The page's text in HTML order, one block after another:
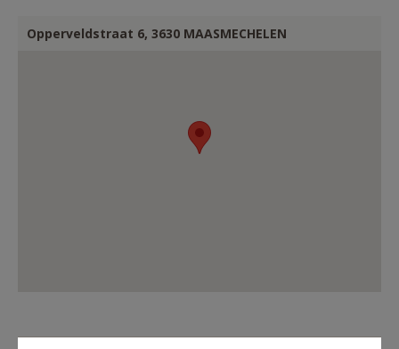
Opperveldstraat 6, 3630 MAASMECHELEN